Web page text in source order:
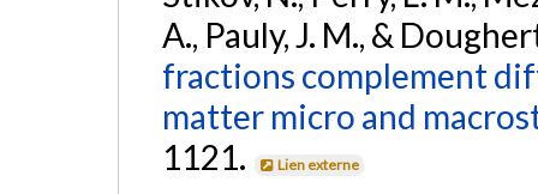
A., Pauly, J. M., &
fractions complement
matter micro and
1121.
Lien externe